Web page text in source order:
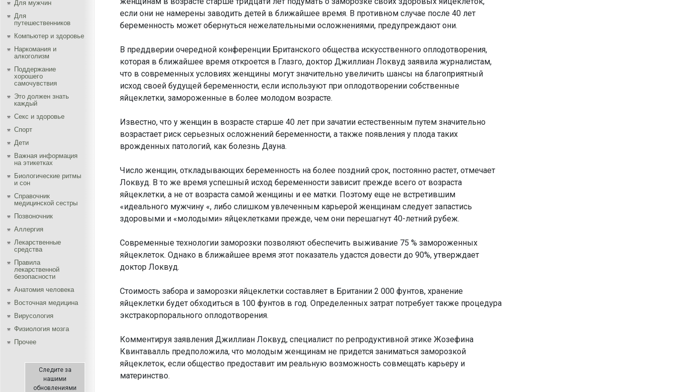
Для мужчин
Для
путешественников
Компьютер и здоровье
Наркомания и
алкоголизм
Поддержание
хорошего
самочувствия
Это должен знать
каждый
Секс и здоровье
Спорт
Дети
Важная информация
на этикетках
Биологические ритмы
и сон
Справочник
медицинской сестры
Позвоночник
Аллергия
Лекарственные
средства
Правила
лекарственной
безопасности
Aнатомия человека
Восточная медицина
Вирусология
Физиология мозга
Прочее
Следите за
нашими
обновлениями
если они не намерены заводить детей в ближайшее время. В противном случае после 40 лет
беременность может обернуться нежелательными осложнениями, предупреждают они.
В преддверии очередной конференции Британского общества искусственного оплодотворения,
которая в ближайшее время откроется в Глазго, доктор Джиллиан Локвуд заявила журналистам,
что в современных условиях женщины могут значительно увеличить шансы на благоприятный
исход своей будущей беременности, если используют при оплодотворении собственные
яйцеклетки, замороженные в более молодом возрасте.
Известно, что у женщин в возрасте старше 40 лет при зачатии естественным путем значительно
возрастает риск серьезных осложнений беременности, а также появления у плода таких
врожденных патологий, как болезнь Дауна.
Число женщин, откладывающих беременность на более поздний срок, постоянно растет, отмечает
Локвуд. В то же время успешный исход беременности зависит прежде всего от возраста
яйцеклетки, а не от возраста самой женщины и ее матки. Поэтому еще не встретившим
«идеального мужчину «, либо слишком увлеченным карьерой женщинам следует запастись
здоровыми и «молодыми» яйцеклетками прежде, чем они перешагнут 40-летний рубеж.
Современные технологии заморозки позволяют обеспечить выживание 75 % замороженных
яйцеклеток. Однако в ближайшее время этот показатель удастся довести до 90%, утверждает
доктор Локвуд.
Стоимость забора и заморозки яйцеклетки составляет в Британии 2 000 фунтов, хранение
яйцеклетки будет обходиться в 100 фунтов в год. Определенных затрат потребует также процедура
экстракорпорального оплодотворения.
Комментируя заявления Джиллиан Локвуд, специалист по репродуктивной этике Жозефина
Квинтавалль предположила, что молодым женщинам не придется заниматься заморозкой
яйцеклеток, если общество предоставит им реальную возможность совмещать карьеру и
материнство.